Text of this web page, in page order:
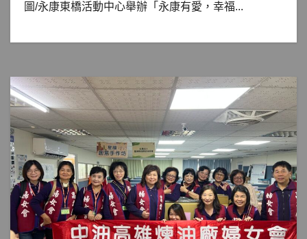
圖/永康東橋活動中心舉辦「永康有愛，幸福...